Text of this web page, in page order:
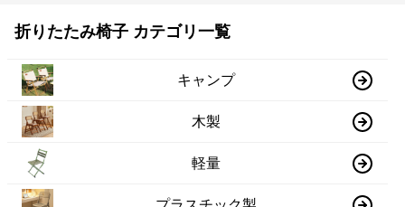
折りたたみ椅子 カテゴリ一覧
キャンプ
木製
軽量